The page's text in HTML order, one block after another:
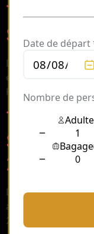
Transfert
Stone
Découvrez le
exceptionnel de
France. Une
Transport
Stade de
2026
Découvrez nos
au concert de The
2026, alliant